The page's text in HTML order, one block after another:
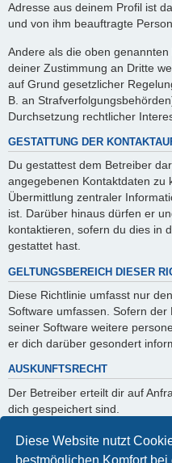
Diese Website nutzt
bestmöglichen Komfort bei
Adresse aus deinem Profil ist
und von ihm beauftragte
Andere als die oben
deiner Zustimmung an Dritte
auf Grund gesetzlicher
B. an
Durchsetzung rechtlicher
GESTATTUNG DER
Du gestattest dem Betreiber
angegebenen Kontaktdaten zu
Übermittlung zentraler
ist. Darüber hinaus dürfen er
kontaktieren, sofern du dies in
gestattet hast.
GELTUNGSBEREICH DIESER
Diese Richtlinie umfasst nur
Software umfassen. Sofern
seiner Software weitere
er dich darüber gesondert
AUSKUNFTSRECHT
Der Betreiber erteilt dir auf
dich gespeichert sind.
Du kannst jederzeit die
verlangen. Kontaktiere hierzu